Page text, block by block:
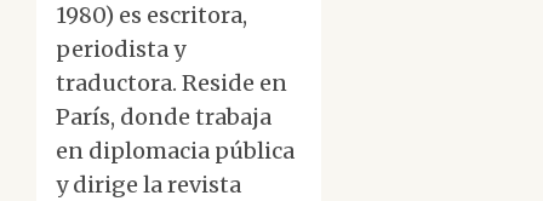
1980) es escritora,
periodista y
traductora. Reside en
París, donde trabaja
en diplomacia pública
y dirige la revista